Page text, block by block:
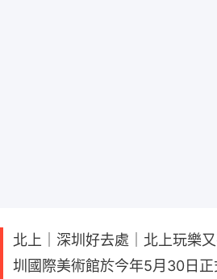
北上｜深圳好去處｜北上玩樂
圳國際美術館於今年5月30日